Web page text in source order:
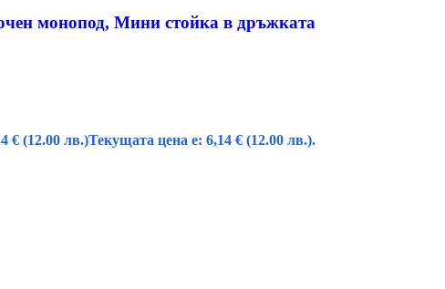
монопод, Мини стойка в дръжката
€ (12.00 лв.)Текущата цена е: 6,14 € (12.00 лв.).